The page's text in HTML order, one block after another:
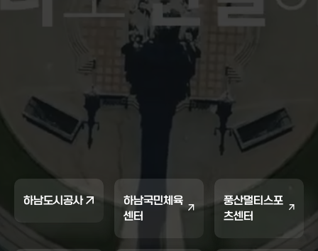
하남도시공사
하남국민체육
센터
풍산멀티스포
츠센터